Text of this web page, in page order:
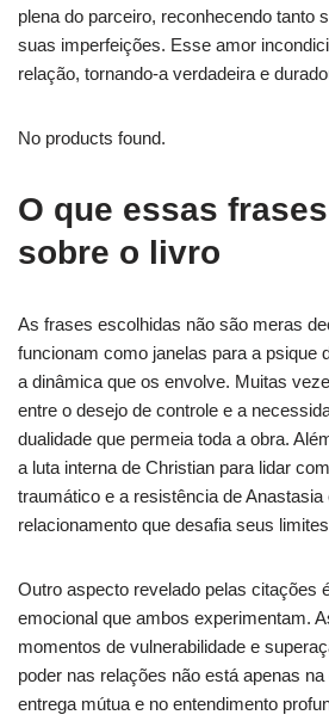
plena do parceiro, reconhecendo tanto
suas imperfeições. Esse amor
relação, tornando-a verdadeira e
No products found.
O que essas
sobre o livro
As frases escolhidas não são meras
funcionam como janelas para a psique
a dinâmica que os envolve. Muitas
entre o desejo de controle e a
dualidade que permeia toda a obra.
a luta interna de Christian para lidar
traumático e a resistência de Anastasia
relacionamento que desafia seus
Outro aspecto revelado pelas citações
emocional que ambos experimentam.
momentos de vulnerabilidade e
poder nas relações não está apenas
entrega mútua e no entendimento